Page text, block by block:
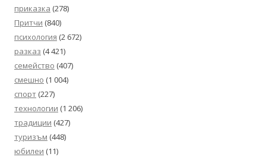
приказка (278)
Притчи (840)
психология (2 672)
разказ (4 421)
семейство (407)
смешно (1 004)
спорт (227)
технологии (1 206)
традиции (427)
туризъм (448)
юбилеи (11)